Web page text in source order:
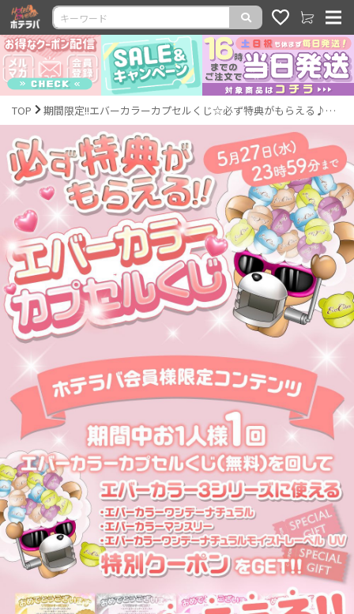
TOP 期間限定!!エバーカラーカプセルくじ☆必ず特典がもらえる♪｜激安カラコン通販ホテラバ